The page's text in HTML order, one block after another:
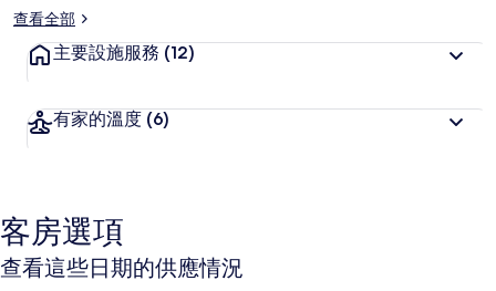
查看全部
主要設施服務 (12)
有家的溫度 (6)
客房選項
查看這些日期的供應情況